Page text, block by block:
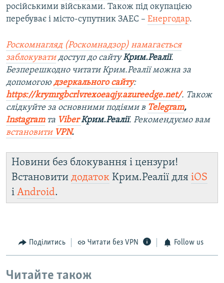
російськими військами. Також під окупацією
перебуває і місто-супутник ЗАЕС – Енергодар.
Роскомнагляд (Роскомнадзор) намагається
заблокуватидоступ до сайтуКрим.Реалії.
Безперешкодно читати Крим.Реалії можна за
допомогою дзеркального сайту:
https://krymrgbcrlvrexoeaqjy.azureedge.net/. Також
слідкуйте за основними подіями в Telegram,
Instagramта ViberКрим.Реалії. Рекомендуємо вам
встановити VPN.
Новини без блокування і цензури!
Встановити додаток Крим.Реалії для iOS
і Android.
Поділитись Читати без VPN Follow us
Читайте також